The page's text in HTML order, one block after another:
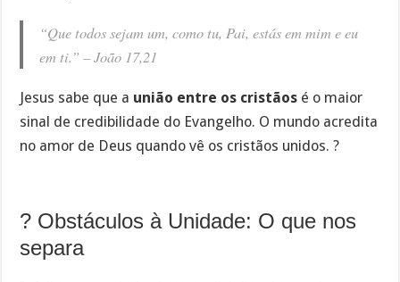
“Que todos sejam um, como tu, Pai, estás em mim e eu
em ti.” –João 17,21
Jesus sabe que a união entre os cristãos é o maior
sinal de credibilidade do Evangelho. O mundo acredita
no amor de Deus quando vê os cristãos unidos. ?
? Obstáculos à Unidade: O que nos
separa